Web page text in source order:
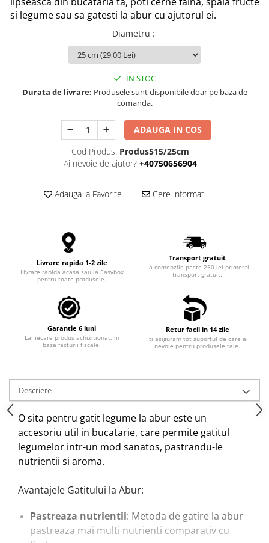
si legume sau sa gatesti la abur cu ajutorul ei.
Diametru :
IN STOC
Durata de livrare: Produsele sunt disponibile doar pe baza de
comanda.
ADAUGA IN COS
Cod Produs: Produs515/25cm
Ai nevoie de ajutor? +40750656904
Adauga la Favorite Cere informatii
Livrare rapida 1-2 zile
Livrare rapida acasa sau la Easybox
pentru toate produsele.
Transport gratuit
La comenzile peste 250 lei primesti
transport gratuit.
Garantie 6 luni
La fiecare produs achizitionat, in
baza facturii fiscale.
Retur facil in 14 zile
Iti asiguram tot suportul de care ai
nevoie pentru produsele tale.
Descriere
O sita pentru gatit legume la abur este un
accesoriu util in bucatarie, care permite gatitul
legumelor intr-un mod sanatos, pastrandu-le
nutrientii si aroma.
Avantajele Gatitului la Abur:
Pastreaza nutrientii: Metoda de gatire la abur
pastreaza mai multi nutrienti comparativ cu